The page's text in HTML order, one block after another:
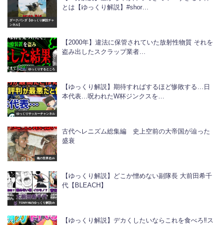
ダークパンダ【ゆっくり解説チャ
ンネル】
とは【ゆっくり解説】#shor…
ゆっくりするところ
【2000年】違法に保管されていた放射性物質 それを
盗み出したスクラップ業者…
ゆっくりサッカーチャンネル
【ゆっくり解説】期待すればするほど惨敗する…日
本代表…呪われたW杯ジンクスを…
俺の世界史ch
古代ヘレニズム総集編 史上空前の大帝国が辿った
盛衰
TOMY46のゆっくり解説ch
【ゆっくり解説】どこか憎めない副隊長 大前田希千
代【BLEACH】
【ゆっくり解説】デカくしたいならこれを食べろ‼︎ス